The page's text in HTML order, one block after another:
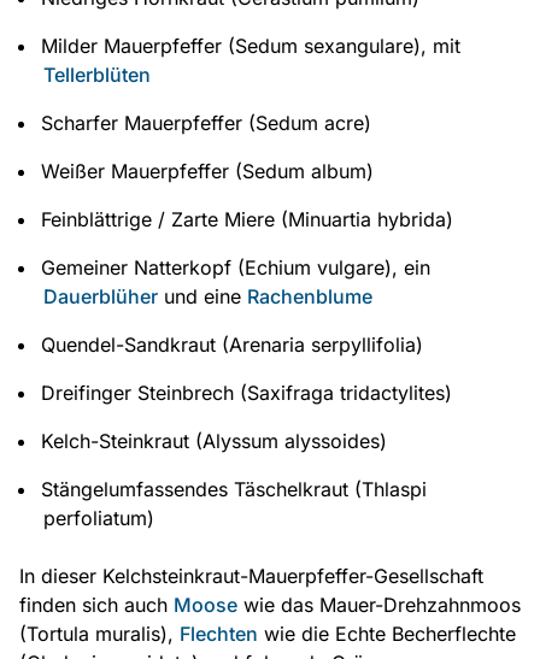
Milder Mauerpfeffer (Sedum sexangulare), mit
Tellerblüten
Scharfer Mauerpfeffer (Sedum acre)
Weißer Mauerpfeffer (Sedum album)
Feinblättrige / Zarte Miere (Minuartia hybrida)
Gemeiner Natterkopf (Echium vulgare), ein
Dauerblüherund eine Rachenblume
Quendel-Sandkraut (Arenaria serpyllifolia)
Dreifinger Steinbrech (Saxifraga tridactylites)
Kelch-Steinkraut (Alyssum alyssoides)
Stängelumfassendes Täschelkraut (Thlaspi
perfoliatum)
In dieser Kelchsteinkraut-Mauerpfeffer-Gesellschaft
finden sich auch Moose wie das Mauer-Drehzahnmoos
(Tortula muralis), Flechten wie die Echte Becherflechte